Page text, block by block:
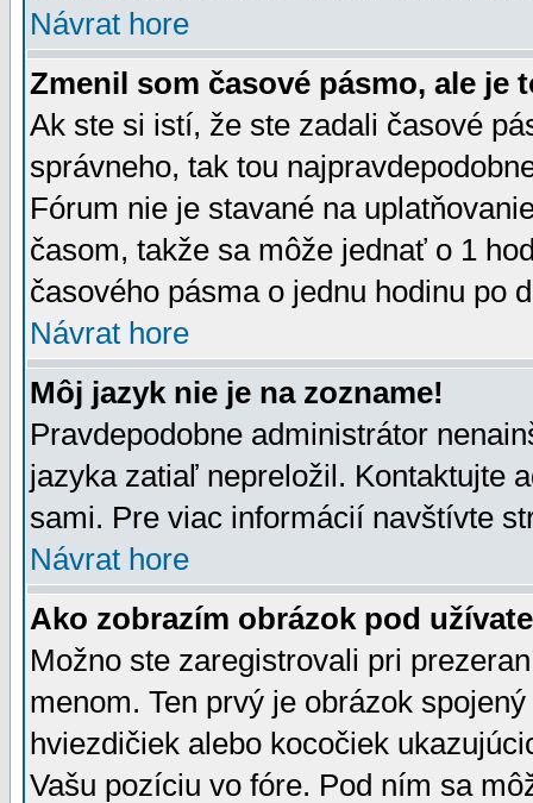
Návrat hore
Zmenil som časové pásmo, ale je
Ak ste si istí, že ste zadali časové
správneho, tak tou
Fórum nie je stavané na
časom, takže sa môže jednať o 1
časového pásma o jednu hodinu po
Návrat hore
Môj jazyk nie je na zozname!
Pravdepodobne administrátor
jazyka zatiaľ nepreložil. Kontaktujte
sami. Pre viac informácií navštívte
Návrat hore
Ako zobrazím obrázok pod
Možno ste zaregistrovali pri
menom. Ten prvý je obrázok
hviezdičiek alebo kocočiek
Vašu pozíciu vo fóre. Pod ním sa